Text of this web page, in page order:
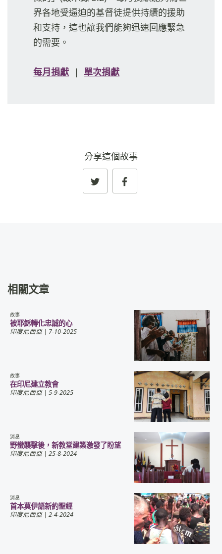
界各地受逼迫的基督徒提供持續的援助
和支持，這也讓我們能夠迅速回應緊急
的需要。
每月捐獻 | 單次捐獻
分享這個故事
相關文章
故事
被耶穌轉化忠誠的心
印度尼西亞| 7-10-2025
故事
在印尼建立教會
印度尼西亞| 5-9-2025
消息
野蠻襲擊後，新教堂建築激發了盼望
印度尼西亞| 25-8-2024
消息
首本莫伊語新約聖經
印度尼西亞| 2-4-2024